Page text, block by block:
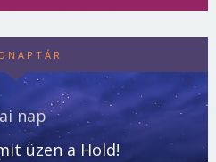
nap
üzen a Hold!